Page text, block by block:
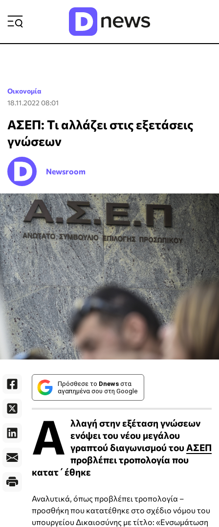
Οικονομία
18.11.2022 08:01
ΑΣΕΠ: Τι αλλάζει στις εξετάσεις
γνώσεων
Newsroom
Πρόσθεσε το Dnews στα
αγαπημένα σου στη Google
Α λλαγή στην εξέταση γνώσεων
ενόψει του νέου μεγάλου
γραπτού διαγωνισμού τουΑΣΕΠ
προβλέπει τροπολογία που
κατατ΄έθηκε
Αναλυτικά, όπως προβλέπει τροπολογία –
προσθήκη που κατατέθηκε στο σχέδιο νόμου του
υπουργείου Δικαιοσύνης με τίτλο: «Ενσωμάτωση